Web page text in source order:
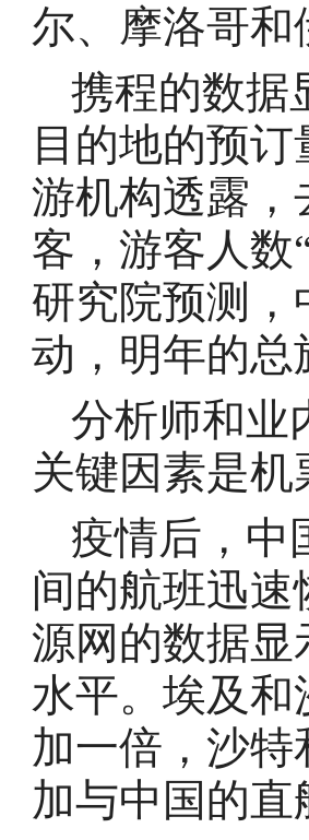
尔、摩洛哥
携程的数据
目的地的预
游机构透露，
客，游客人数
研究院预测
动，明年的
分析师和业
关键因素是
疫情后，中
间的航班迅
源网的数据
水平。埃及和
加一倍，沙
加与中国的